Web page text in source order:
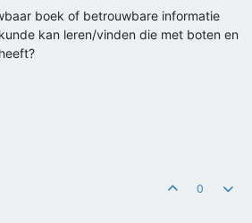
boek of betrouwbare informatie
kan leren/vinden die met boten en
0